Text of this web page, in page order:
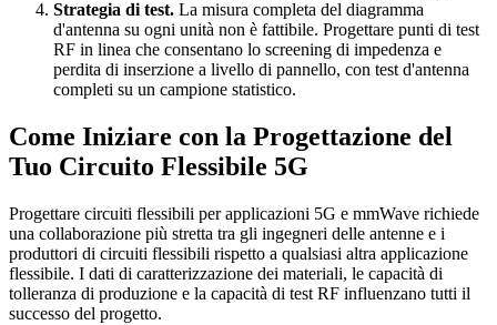
Strategia di test. La misura completa del diagramma
d'antenna su ogni unità non è fattibile. Progettare punti di test
RF in linea che consentano lo screening di impedenza e
perdita di inserzione a livello di pannello, con test d'antenna
completi su un campione statistico.
Come Iniziare con la Progettazione del
Tuo Circuito Flessibile 5G
Progettare circuiti flessibili per applicazioni 5G e mmWave richiede
una collaborazione più stretta tra gli ingegneri delle antenne e i
produttori di circuiti flessibili rispetto a qualsiasi altra applicazione
flessibile. I dati di caratterizzazione dei materiali, le capacità di
tolleranza di produzione e la capacità di test RF influenzano tutti il
successo del progetto.